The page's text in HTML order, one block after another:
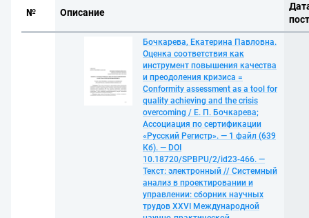
№ Описание
Бочкарева, Екатерина Павловна.
Оценка соответствия как
инструмент повышения качества
и преодоления кризиса =
Conformity assessment as a tool for
quality achieving and the crisis
overcoming / Е. П. Бочкарева;
Ассоциация по сертификации
«Русский Регистр». — 1 файл (639
Кб). — DOI
10.18720/SPBPU/2/id23-466. —
Текст: электронный // Системный
анализ в проектировании и
управлении: сборник научных
трудов XXVI Международной